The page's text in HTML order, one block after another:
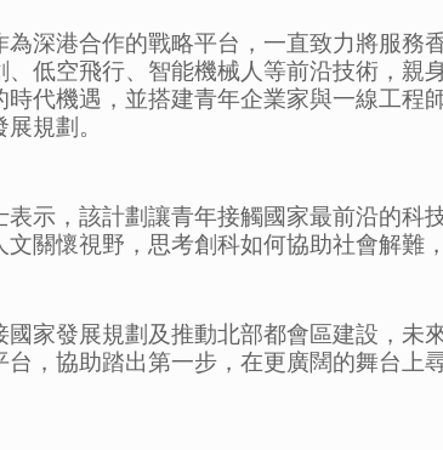
深港合作的戰略平台，一直致力將服務
低空飛行、智能機械人等前沿技術，親
代機遇，並搭建青年企業家與一線工程
規劃。
示，該計劃讓青年接觸國家最前沿的科
關懷視野，思考創科如何協助社會解難
家發展規劃及推動北部都會區建設，未
，協助踏出第一步，在更廣闊的舞台上